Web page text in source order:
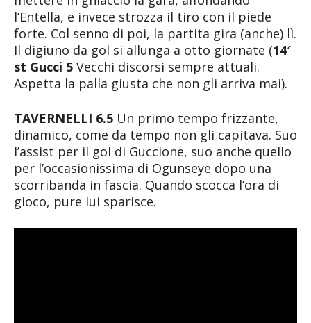
l’Entella, e invece strozza il tiro con il piede
forte. Col senno di poi, la partita gira (anche) lì.
Il digiuno da gol si allunga a otto giornate (14′
st Gucci 5 Vecchi discorsi sempre attuali.
Aspetta la palla giusta che non gli arriva mai).
TAVERNELLI 6.5 Un primo tempo frizzante,
dinamico, come da tempo non gli capitava. Suo
l’assist per il gol di Guccione, suo anche quello
per l’occasionissima di Ogunseye dopo una
scorribanda in fascia. Quando scocca l’ora di
gioco, pure lui sparisce.